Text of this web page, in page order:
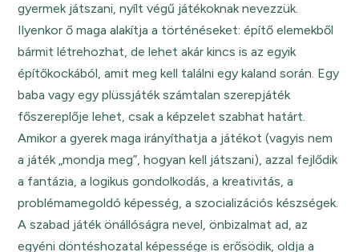
gyermek játszani, nyílt végű játékoknak nevezzük.
Ilyenkor ő maga alakítja a történéseket: építő elemekből
bármit létrehozhat, de lehet akár kincs is az egyik
építőkockából, amit meg kell találni egy kaland során. Egy
baba vagy egy plüssjáték számtalan szerepjáték
főszereplője lehet, csak a képzelet szabhat határt.
Amikor a gyerek maga irányíthatja a játékot (vagyis nem
a játék „mondja meg”, hogyan kell játszani), azzal fejlődik
a fantázia, a logikus gondolkodás, a kreativitás, a
problémamegoldó képesség, a szocializációs készségek.
A szabad játék önállóságra nevel, önbizalmat ad, az
egyéni döntéshozatal képessége is erősödik, oldja a